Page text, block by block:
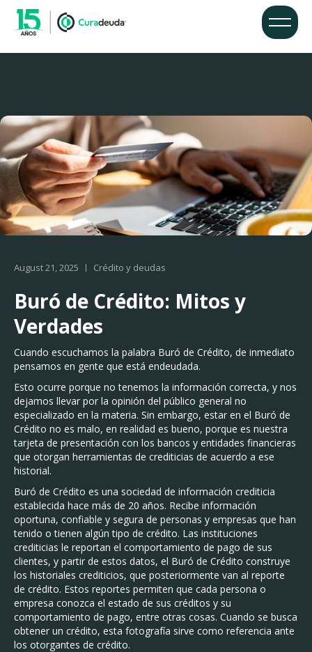
August 21, 2025 Crédito y deudas
Buró de Crédito: Mitos y
Verdades
Cuando escuchamos la palabra Buró de Crédito, de inmediato
pensamos en gente que está endeudada.
Esto ocurre porque no tenemos la información correcta, y nos
dejamos llevar por la opinión del público general no
especializado en la materia. Sin embargo, estar en el Buró de
Crédito no es malo, en realidad es bueno, porque es nuestra
tarjeta de presentación con los bancos y entidades financieras
que otorgan herramientas de crediticias de acuerdo a ese
historial.
Buró de Crédito es una sociedad de información crediticia
establecida hace más de 20 años. Recibe información
oportuna, confiable y segura de personas y empresas que han
tenido o tienen algún tipo de crédito. Las instituciones
crediticias le reportan el comportamiento de pago de sus
clientes, y partir de estos datos, el Buró de Crédito construye
los historiales crediticios, que posteriormente van al reporte
de crédito. Estos reportes permiten que cada persona o
empresa conozca el estado de sus créditos y su
comportamiento de pago, entre otras cosas. Cuando se busca
obtener un crédito, esta fotografía sirve como referencia ante
los otorgantes de crédito.